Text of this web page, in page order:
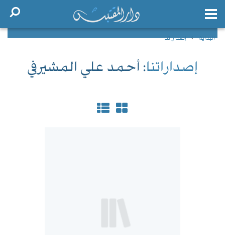
البداية إصداراتنا
إصداراتنا: أحمد علي المشيرفي